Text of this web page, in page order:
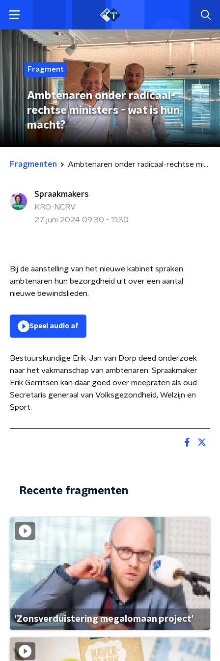
Fragment
Ambtenaren onder radicaal-
rechtse ministers - wat is hun
macht?
Fragmenten Ambtenaren onder radicaal-rechtse ministers - wat is hun macht?
Spraakmakers
KRO-NCRV
27 juni 2024 09:30 - 11:30
Bij de aanstelling van het nieuwe kabinet spraken
ambtenaren hun bezorgdheid uit over een aantal
nieuwe bewindslieden.
Speel audio af
Bestuurskundige Erik-Jan van Dorp deed onderzoek
naar het vakmanschap van ambtenaren. Spraakmaker
Erik Gerritsen kan daar goed over meepraten als oud
Secretaris generaal van Volksgezondheid, Welzijn en
Sport.
Recente fragmenten
'Zonsverduistering megalomaan project'